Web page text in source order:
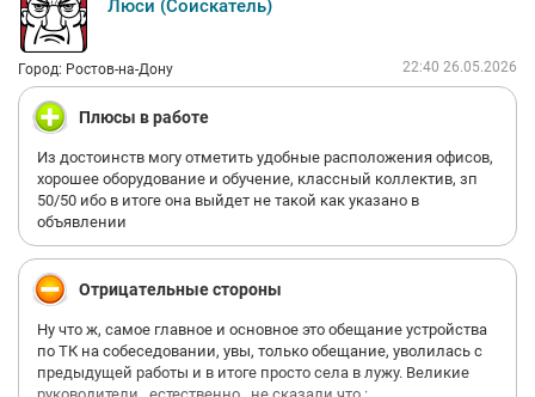
Люси (Соискатель)
Город: Ростов-на-Дону 22:40 26.05.2026
Плюсы в работе
Из достоинств могу отметить удобные расположения офисов,
хорошее оборудование и обучение, классный коллектив, зп
50/50 ибо в итоге она выйдет не такой как указано в
объявлении
Отрицательные стороны
Ну что ж, самое главное и основное это обещание устройства
по ТК на собеседовании, увы, только обещание, уволилась с
предыдущей работы и в итоге просто села в лужу. Великие